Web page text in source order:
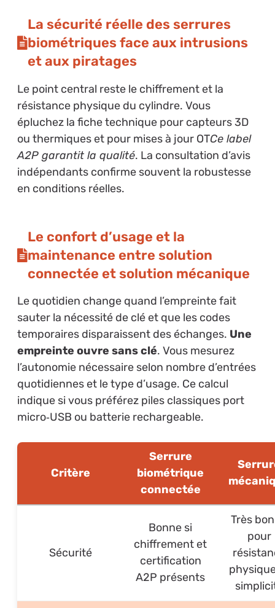
La sécurité réelle des serrures
biométriques face aux intrusions
et aux piratages
Le point central reste le chiffrement et la
résistance physique du cylindre. Vous
épluchez la fiche technique pour capteurs 3D
ou thermiques et pour mises à jour OTCe label
A2P garantit la qualité. La consultation d’avis
indépendants confirme souvent la robustesse
en conditions réelles.
Le confort d’usage et la
maintenance entre solution
connectée et solution mécanique
Le quotidien change quand l’empreinte fait
sauter la nécessité de clé et que les codes
temporaires disparaissent des échanges. Une
empreinte ouvre sans clé. Vous mesurez
l’autonomie nécessaire selon nombre d’entrées
quotidiennes et le type d’usage. Ce calcul
indique si vous préférez piles classiques port
micro‑USB ou batterie rechargeable.
Critère
Serrure
biométrique
connectée
Sécurité
Bonne si
chiffrement et
certification
A2P présents
Très
pour